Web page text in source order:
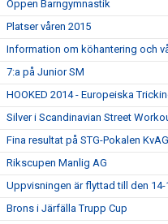
Öppen Barngymnastik
Platser våren 2015
Information om köhantering och
7:a på Junior SM
HOOKED 2014 - Europeiska
Silver i Scandinavian Street
Fina resultat på STG-Pokalen KvAG
Rikscupen Manlig AG
Uppvisningen är flyttad till den 14-
Brons i Järfälla Trupp Cup